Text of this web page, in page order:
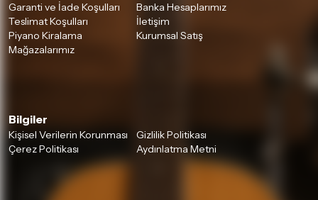
Garanti ve İade Koşulları
Banka Hesaplarımız
Teslimat Koşulları
İletişim
Piyano Kiralama
Kurumsal Satış
Mağazalarımız
Bilgiler
Kişisel Verilerin Korunması
Gizlilik Politikası
Çerez Politikası
Aydınlatma Metni